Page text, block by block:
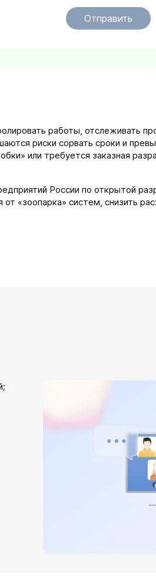
Отправить
работы, отслеживать
риски сорвать сроки и
или требуется заказная
России по открытой
«зоопарка» систем, снизить